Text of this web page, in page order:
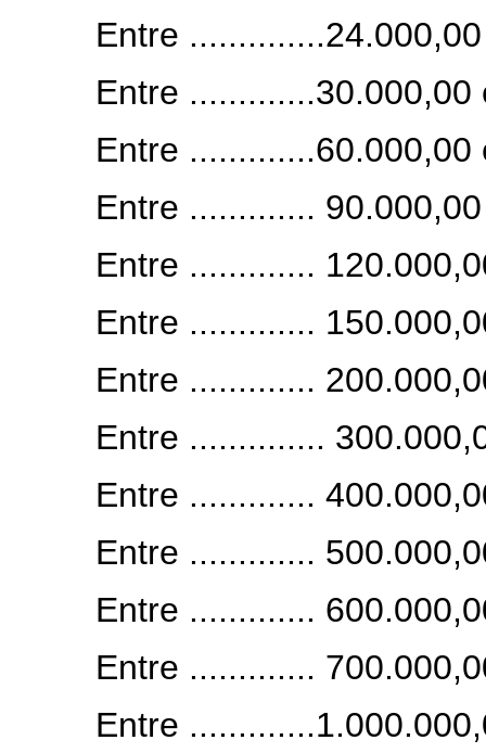
Entre
Entre
Entre
Entre .............
Entre .............
Entre .............
Entre .............
Entre ..............
Entre .............
Entre .............
Entre .............
Entre .............
Entre